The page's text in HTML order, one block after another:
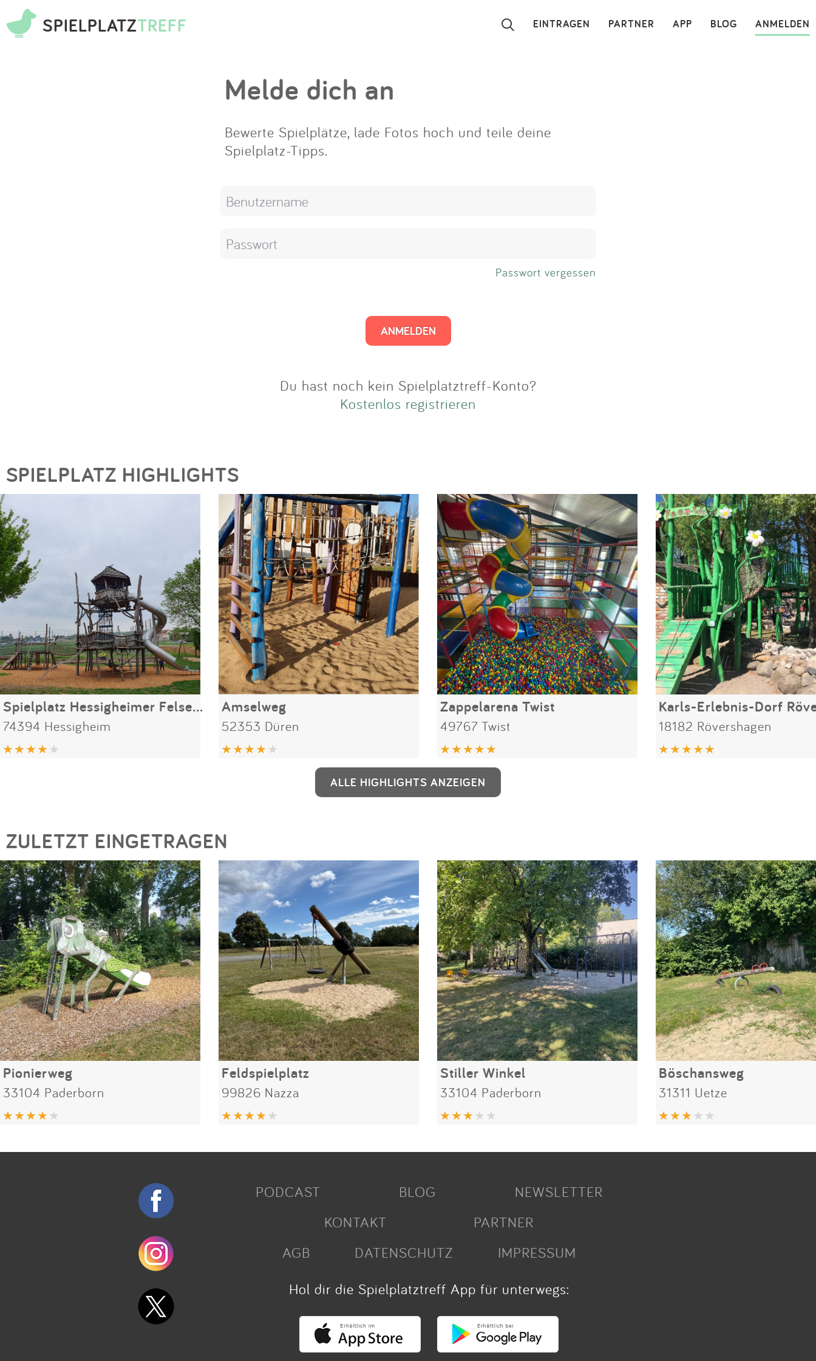
SPIELPLATZTREFF ANMELDEN
BLOG
APP
PARTNER
EINTRAGEN ×
App
Anmelden
Melde dich an
Bewerte Spielplätze, lade Fotos hoch und teile deine
Spielplatz-Tipps.
Passwort vergessen
Du hast noch kein Spielplatztreff-Konto?
Kostenlos registrieren
SPIELPLATZ HIGHLIGHTS
Spielplatz Hessigheimer Felsengärten
74394 Hessigheim
Amselweg
52353 Düren
Zappelarena Twist
49767 Twist 18182 Rövershagen
ALLE HIGHLIGHTS ANZEIGEN
ZULETZT EINGETRAGEN
Pionierweg
33104 Paderborn
Feldspielplatz
99826 Nazza
Stiller Winkel
33104 Paderborn
Böschansweg
31311 Uetze
PODCAST BLOG
NEWSLETTER
KONTAKT
PARTNER
AGB
DATENSCHUTZ
IMPRESSUM
Hol dir die Spielplatztreff App für unterwegs: